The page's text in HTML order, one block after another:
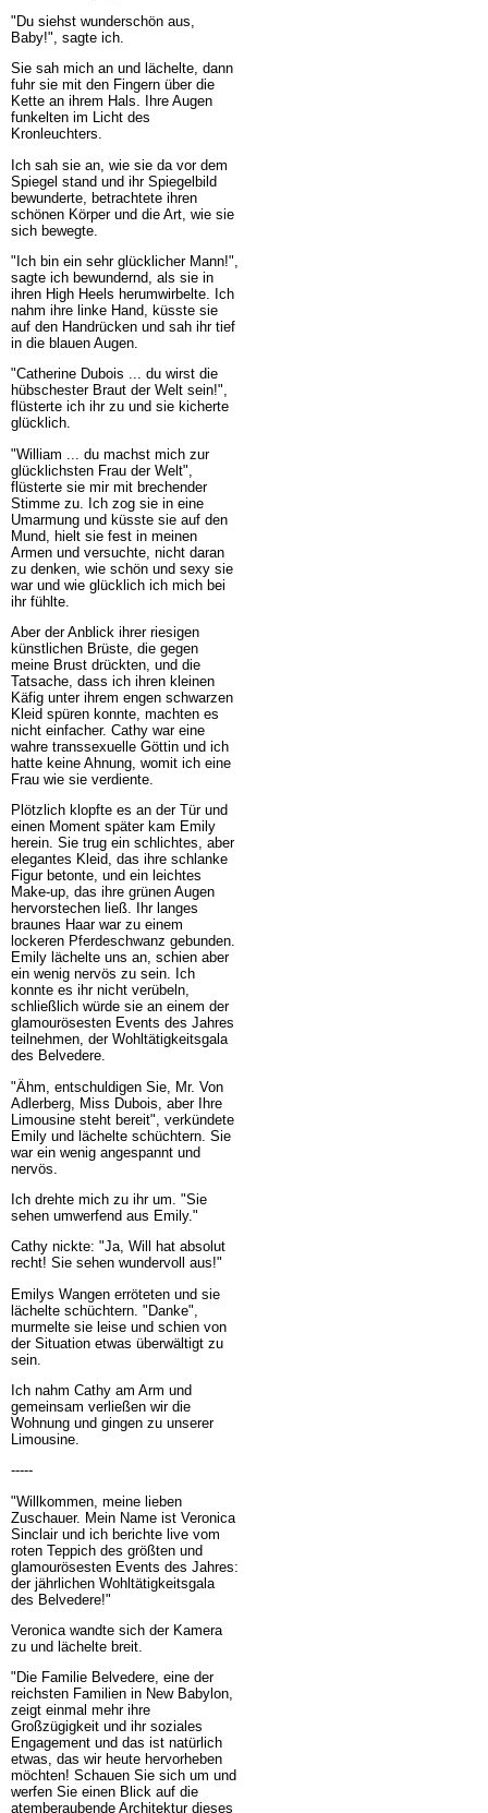
"Du siehst wunderschön aus,
Baby!", sagte ich.
Sie sah mich an und lächelte, dann
fuhr sie mit den Fingern über die
Kette an ihrem Hals. Ihre Augen
funkelten im Licht des
Kronleuchters.
Ich sah sie an, wie sie da vor dem
Spiegel stand und ihr Spiegelbild
bewunderte, betrachtete ihren
schönen Körper und die Art, wie sie
sich bewegte.
"Ich bin ein sehr glücklicher Mann!",
sagte ich bewundernd, als sie in
ihren High Heels herumwirbelte. Ich
nahm ihre linke Hand, küsste sie
auf den Handrücken und sah ihr tief
in die blauen Augen.
"Catherine Dubois ... du wirst die
hübschester Braut der Welt sein!",
flüsterte ich ihr zu und sie kicherte
glücklich.
"William ... du machst mich zur
glücklichsten Frau der Welt",
flüsterte sie mir mit brechender
Stimme zu. Ich zog sie in eine
Umarmung und küsste sie auf den
Mund, hielt sie fest in meinen
Armen und versuchte, nicht daran
zu denken, wie schön und sexy sie
war und wie glücklich ich mich bei
ihr fühlte.
Aber der Anblick ihrer riesigen
künstlichen Brüste, die gegen
meine Brust drückten, und die
Tatsache, dass ich ihren kleinen
Käfig unter ihrem engen schwarzen
Kleid spüren konnte, machten es
nicht einfacher. Cathy war eine
wahre transsexuelle Göttin und ich
hatte keine Ahnung, womit ich eine
Frau wie sie verdiente.
Plötzlich klopfte es an der Tür und
einen Moment später kam Emily
herein. Sie trug ein schlichtes, aber
elegantes Kleid, das ihre schlanke
Figur betonte, und ein leichtes
Make-up, das ihre grünen Augen
hervorstechen ließ. Ihr langes
braunes Haar war zu einem
lockeren Pferdeschwanz gebunden.
Emily lächelte uns an, schien aber
ein wenig nervös zu sein. Ich
konnte es ihr nicht verübeln,
schließlich würde sie an einem der
glamourösesten Events des Jahres
teilnehmen, der Wohltätigkeitsgala
des Belvedere.
"Ähm, entschuldigen Sie, Mr. Von
Adlerberg, Miss Dubois, aber Ihre
Limousine steht bereit", verkündete
Emily und lächelte schüchtern. Sie
war ein wenig angespannt und
nervös.
Ich drehte mich zu ihr um. "Sie
sehen umwerfend aus Emily."
Cathy nickte: "Ja, Will hat absolut
recht! Sie sehen wundervoll aus!"
Emilys Wangen erröteten und sie
lächelte schüchtern. "Danke",
murmelte sie leise und schien von
der Situation etwas überwältigt zu
sein.
Ich nahm Cathy am Arm und
gemeinsam verließen wir die
Wohnung und gingen zu unserer
Limousine.
-----
"Willkommen, meine lieben
Zuschauer. Mein Name ist Veronica
Sinclair und ich berichte live vom
roten Teppich des größten und
glamourösesten Events des Jahres:
der jährlichen Wohltätigkeitsgala
des Belvedere!"
Veronica wandte sich der Kamera
zu und lächelte breit.
"Die Familie Belvedere, eine der
reichsten Familien in New Babylon,
zeigt einmal mehr ihre
Großzügigkeit und ihr soziales
Engagement und das ist natürlich
etwas, das wir heute hervorheben
möchten! Schauen Sie sich um und
werfen Sie einen Blick auf die
atemberaubende Architektur dieses